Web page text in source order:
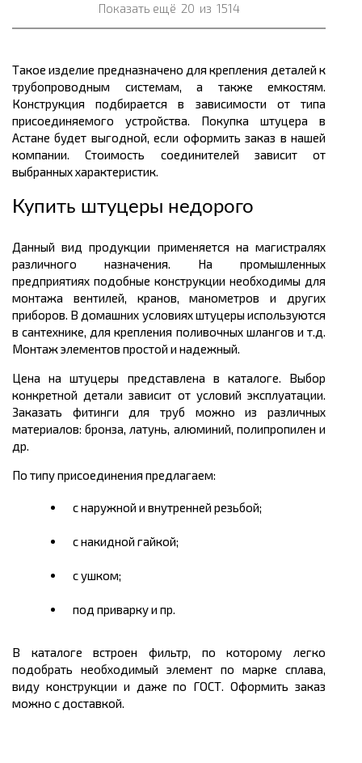
Показать ещё 20 из 1514
Такое изделие предназначено для крепления деталей к
трубопроводным системам, а также емкостям.
Конструкция подбирается в зависимости от типа
присоединяемого устройства. Покупка штуцера в
Астане будет выгодной, если оформить заказ в нашей
компании. Стоимость соединителей зависит от
выбранных характеристик.
Купить штуцеры недорого
Данный вид продукции применяется на магистралях
различного назначения. На промышленных
предприятиях подобные конструкции необходимы для
монтажа вентилей, кранов, манометров и других
приборов. В домашних условиях штуцеры используются
в сантехнике, для крепления поливочных шлангов и т.д.
Монтаж элементов простой и надежный.
Цена на штуцеры представлена в каталоге. Выбор
конкретной детали зависит от условий эксплуатации.
Заказать фитинги для труб можно из различных
материалов: бронза, латунь, алюминий, полипропилен и
др.
По типу присоединения предлагаем:
с наружной и внутренней резьбой;
с накидной гайкой;
с ушком;
под приварку и пр.
В каталоге встроен фильтр, по которому легко
подобрать необходимый элемент по марке сплава,
виду конструкции и даже по ГОСТ. Оформить заказ
можно с доставкой.